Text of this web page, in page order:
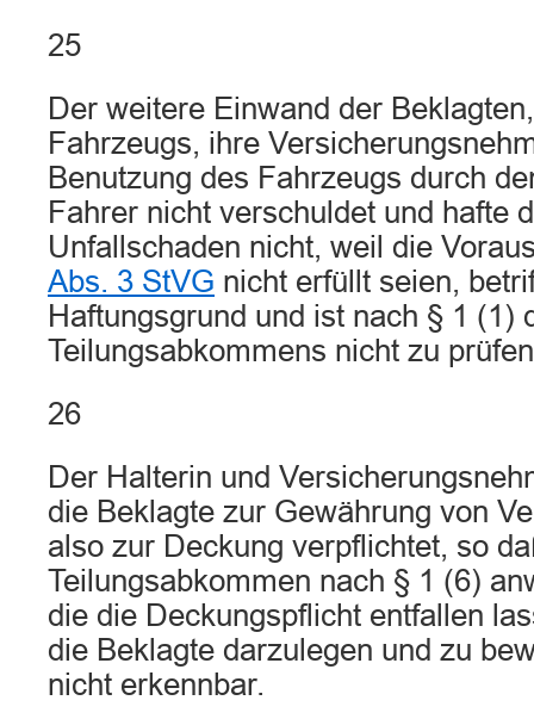
25
Der weitere Einwand der
Fahrzeugs, ihre
Benutzung des Fahrzeugs durch
Fahrer nicht verschuldet und hafte
Unfallschaden nicht, weil die
Abs. 3 StVG nicht erfüllt seien,
Haftungsgrund und ist nach § 1 (1)
Teilungsabkommens nicht zu
26
Der Halterin und
die Beklagte zur Gewährung von
also zur Deckung verpflichtet, so
Teilungsabkommen nach § 1 (6)
die die Deckungspflicht entfallen
die Beklagte darzulegen und zu
nicht erkennbar.